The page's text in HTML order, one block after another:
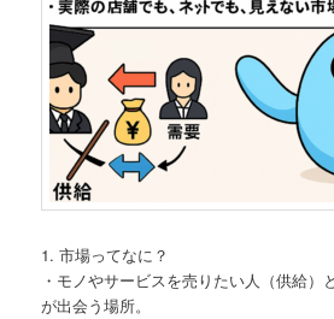
1. 市場ってなに？
・モノやサービスを売りたい人（供給）
が出会う場所。